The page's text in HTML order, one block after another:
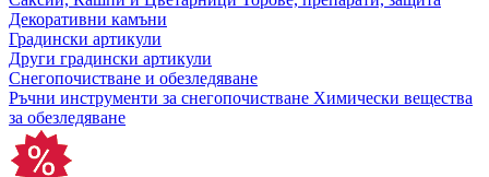
Декоративни камъни
Градински артикули
Други градински артикули
Снегопочистване и обезледяване
Ръчни инструменти за снегопочистване Химически вещества
за обезледяване